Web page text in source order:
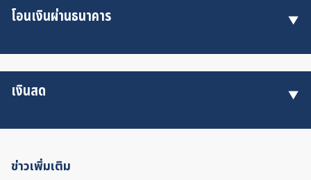
โอนเงินผ่านธนาคาร
เงินสด
ข่าวเพิ่มเติม